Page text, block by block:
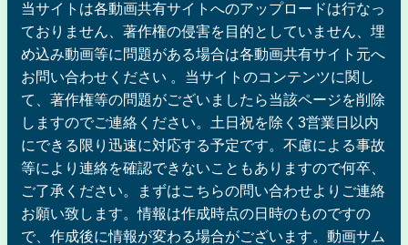
当サイトは各動画共有サイトへのアップロードは行なっ
ておりません、著作権の侵害を目的としていません、埋
め込み動画等に問題がある場合は各動画共有サイト元へ
お問い合わせください 。当サイトのコンテンツに関し
て、著作権等の問題がございましたら当該ページを削除
しますのでご連絡ください。土日祝を除く3営業日以内
にできる限り迅速に対応する予定です。不慮による事故
等により連絡を確認できないこともありますので何卒、
ご了承ください。まずはこちらの問い合わせよりご連絡
お願い致します。情報は作成時点の日時のものですの
で、作成後に情報が変わる場合がございます。動画サム